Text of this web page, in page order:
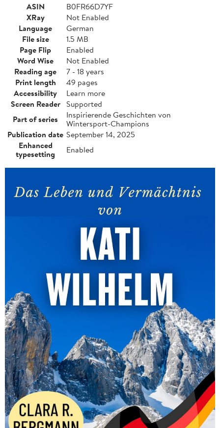
ASIN
B0FR66D7YF
XRay
Not Enabled
Language
German
File size
1.5 MB
Page Flip
Enabled
Word Wise
Not Enabled
Reading age
7 - 18 years
Print length
49 pages
Accessibility
Learn more
Screen Reader Supported
Part of series
Inspirierende Geschichten von
Wintersport-Champions
Publication date September 14, 2025
Enhanced
typesetting
Enabled